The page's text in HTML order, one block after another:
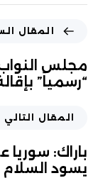
المقال
مجلس
“رسمياً”
المقال التالي
باراك:
يسود السلام